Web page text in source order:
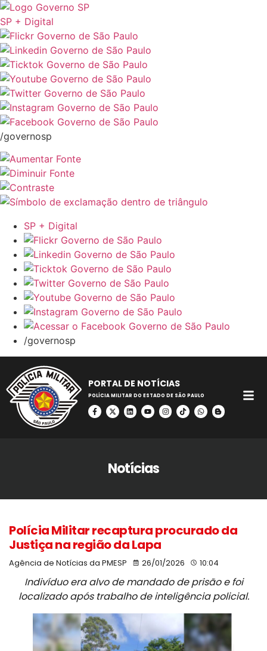
SP + Digital
/governosp
SP + Digital
/governosp
PORTAL DE NOTÍCIAS
POLÍCIA MILITAR DO ESTADO DE SÃO PAULO
Notícias
Polícia Militar recaptura procurado da
Justiça na região da Lapa
Agência de Notícias da PMESP 26/01/2026 10:04
Indivíduo era alvo de mandado de prisão e foi
localizado após trabalho de inteligência policial.